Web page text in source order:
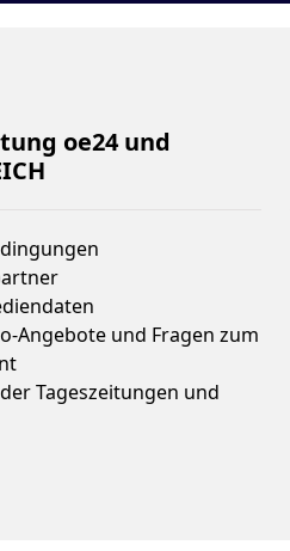
oe24 und
Angebote und Fragen zum
Tageszeitungen und